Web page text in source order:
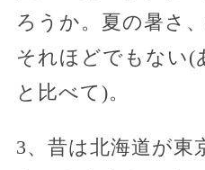
ろうか。夏の暑さ
それほどでもない(
と比べて)。
3、昔は北海道が東